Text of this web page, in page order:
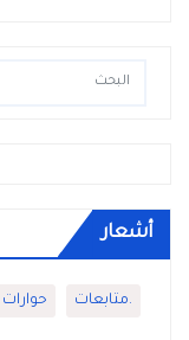
أشعار
.متابعات حوارات